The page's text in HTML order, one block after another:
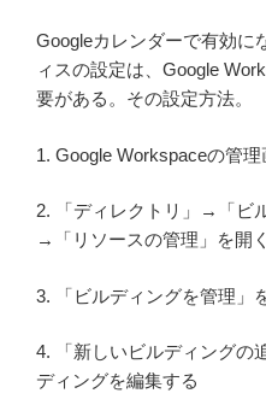
Googleカレンダーで有効に
ィスの設定は、Google
要がある。その設定方法。
1. Google Workspaceの管理
2. 「ディレクトリ」→「ビ
→「リソースの管理」を開く
3. 「ビルディングを管理」
4. 「新しいビルディングの
ディングを編集する